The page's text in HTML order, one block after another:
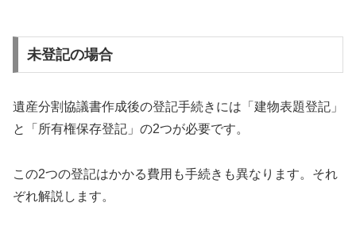
未登記の場合
遺産分割協議書作成後の登記手続きには「建物表題登記」
と「所有権保存登記」の2つが必要です。
この2つの登記はかかる費用も手続きも異なります。それ
ぞれ解説します。